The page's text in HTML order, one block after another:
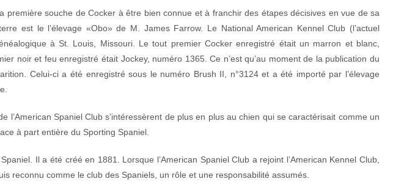
première souche de Cocker à être bien connue et à franchir des étapes décisives en vue de sa
est le l’élevage «Obo» de M. James Farrow. Le National American Kennel Club (l’actuel
à St. Louis, Missouri. Le tout premier Cocker enregistré était un marron et blanc,
noir et feu enregistré était Jockey, numéro 1365. Ce n’est qu’au moment de la publication du
Celui-ci a été enregistré sous le numéro Brush II, n°3124 et a été importé par l’élevage
l’American Spaniel Club s’intéressèrent de plus en plus au chien qui se caractérisait comme un
à part entière du Sporting Spaniel.
Il a été créé en 1881. Lorsque l’American Spaniel Club a rejoint l’American Kennel Club,
reconnu comme le club des Spaniels, un rôle et une responsabilité assumés.